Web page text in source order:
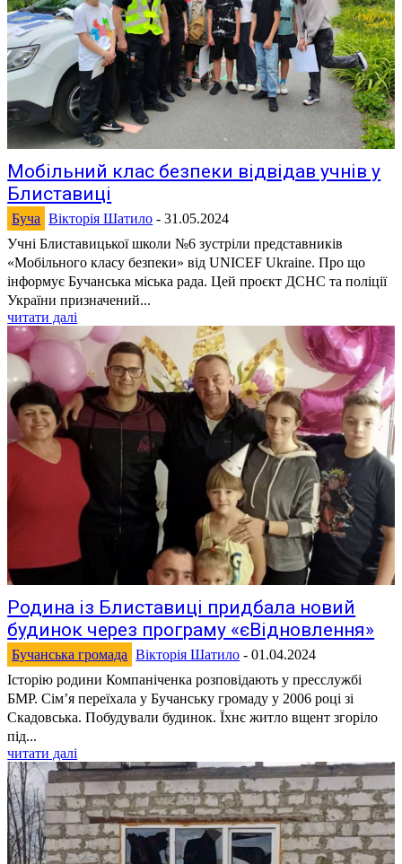
Мобільний клас безпеки відвідав учнів у
Блиставиці
Буча Вікторія Шатило - 31.05.2024
Учні Блиставицької школи №6 зустріли представників
«Мобільного класу безпеки» від UNICEF Ukraine. Про що
інформує Бучанська міська рада. Цей проєкт ДСНС та поліції
України призначений...
читати далі
Родина із Блиставиці придбала новий
будинок через програму «єВідновлення»
Бучанська громада Вікторія Шатило - 01.04.2024
Історію родини Компаніченка розповідають у пресслужбі
БМР. Сімʼя переїхала у Бучанську громаду у 2006 році зі
Скадовська. Побудували будинок. Їхнє житло вщент згоріло
під...
читати далі